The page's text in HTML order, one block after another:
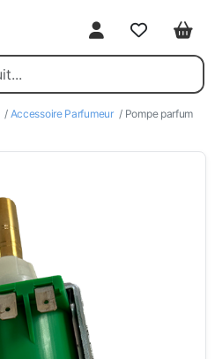
Mon compte
Favoris
/ Accessoire Parfumeur / Pompe parfum